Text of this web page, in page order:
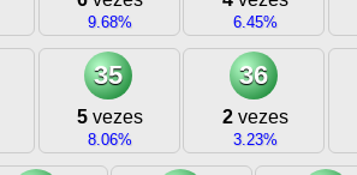
9.68% 6.45%
35
5 vezes
8.06%
36
2vezes
3.23%